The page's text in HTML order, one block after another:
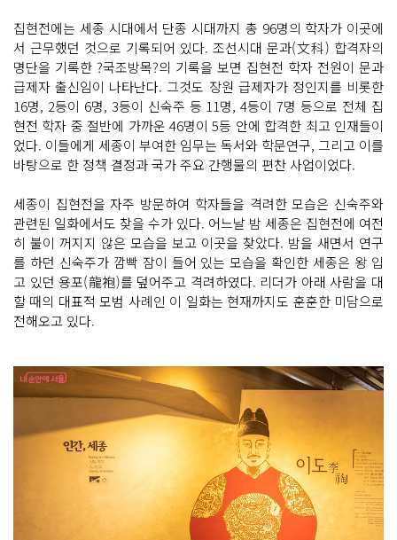
집현전에는 세종 시대에서 단종 시대까지 총 96명의 학자가 이곳에
서 근무했던 것으로 기록되어 있다. 조선시대 문과(文科) 합격자의
명단을 기록한 ?국조방목?의 기록을 보면 집현전 학자 전원이 문과
급제자 출신임이 나타난다. 그것도 장원 급제자가 정인지를 비롯한
16명, 2등이 6명, 3등이 신숙주 등 11명, 4등이 7명 등으로 전체 집
현전 학자 중 절반에 가까운 46명이 5등 안에 합격한 최고 인재들이
었다. 이들에게 세종이 부여한 임무는 독서와 학문연구, 그리고 이를
바탕으로 한 정책 결정과 국가 주요 간행물의 편찬 사업이었다.
세종이 집현전을 자주 방문하여 학자들을 격려한 모습은 신숙주와
관련된 일화에서도 찾을 수가 있다. 어느날 밤 세종은 집현전에 여전
히 불이 꺼지지 않은 모습을 보고 이곳을 찾았다. 밤을 새면서 연구
를 하던 신숙주가 깜빡 잠이 들어 있는 모습을 확인한 세종은 왕 입
고 있던 용포(龍袍)를 덮어주고 격려하였다. 리더가 아래 사람을 대
할 때의 대표적 모범 사례인 이 일화는 현재까지도 훈훈한 미담으로
전해오고 있다.